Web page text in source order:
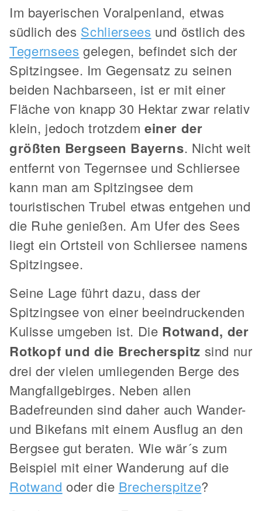
Im bayerischen Voralpenland, etwas
südlich des Schliersees und östlich des
Tegernsees gelegen, befindet sich der
Spitzingsee. Im Gegensatz zu seinen
beiden Nachbarseen, ist er mit einer
Fläche von knapp 30 Hektar zwar relativ
klein, jedoch trotzdem einer der
größten Bergseen Bayerns. Nicht weit
entfernt von Tegernsee und Schliersee
kann man am Spitzingsee dem
touristischen Trubel etwas entgehen und
die Ruhe genießen. Am Ufer des Sees
liegt ein Ortsteil von Schliersee namens
Spitzingsee.
Seine Lage führt dazu, dass der
Spitzingsee von einer beeindruckenden
Kulisse umgeben ist. Die Rotwand, der
Rotkopf und die Brecherspitz sind nur
drei der vielen umliegenden Berge des
Mangfallgebirges. Neben allen
Badefreunden sind daher auch Wander-
und Bikefans mit einem Ausflug an den
Bergsee gut beraten. Wie wär´s zum
Beispiel mit einer Wanderung auf die
Rotwand oder die Brecherspitze?